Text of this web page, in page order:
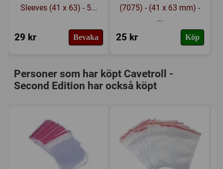
Sleeves (41 x 63) - 5...
29 kr Bevaka
(7075) - (41 x 63 mm) -
...
25 kr Köp
Personer som har köpt Cavetroll -
Second Edition har också köpt